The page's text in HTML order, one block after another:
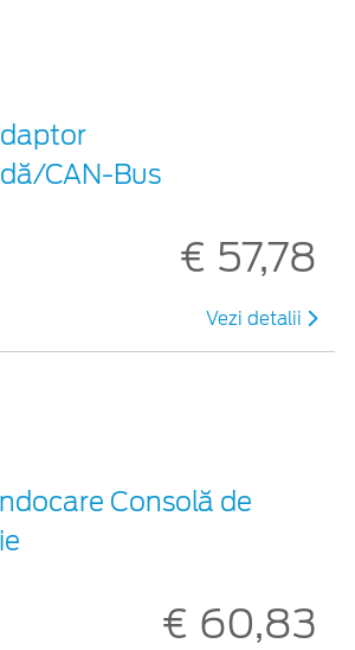
CAN-Bus
€ 57,78
Vezi detalii
Consolă de
€ 60,83